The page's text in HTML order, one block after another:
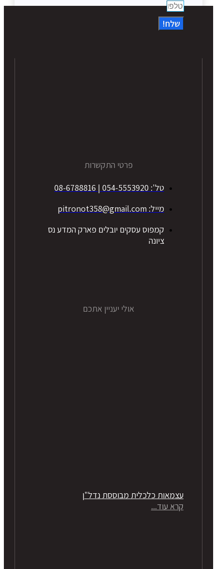
שלח!
פרטי התקשרות
טל': 054-5553920 | 08-6788816
מייל: pitronot358@gmail.com
קמפוס עסקים יובלים פארק המדע נס
ציונה
אולי יעניין אתכם
עצמאות כלכלית מבוססת נדל"ן
קרא עוד...